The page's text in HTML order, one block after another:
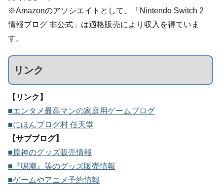
※Amazonのアソシエイトとして、「Nintendo Switch 2
情報ブログ 非公式」は適格販売により収入を得ていま
す。
リンク
【リンク】
■エンタメ最高マンの家庭用ゲームブログ
■にほんブログ村 任天堂
【サブブログ】
■原神のグッズ販売情報
■『鳴潮』等のグッズ販売情報
■ゲームやアニメ予約情報